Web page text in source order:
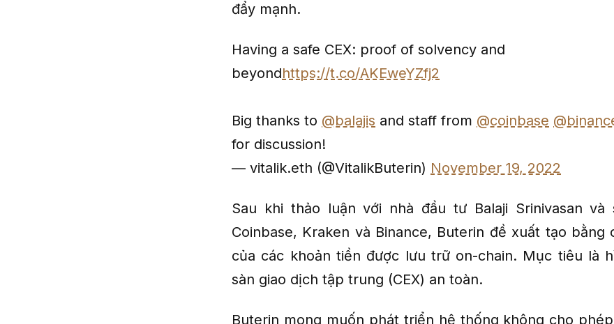
đẩy mạnh.
Having a safe CEX: proof of solvency and
beyondhttps://t.co/AKEweYZfj2
Big thanks to @balajis and staff from @coinbase
for discussion!
— vitalik.eth (@VitalikButerin) November 19, 2022
Sau khi thảo luận với nhà đầu tư Balaji Srinivasan và
Coinbase, Kraken và Binance, Buterin đề xuất tạo bằng
của các khoản tiền được lưu trữ on-chain. Mục tiêu là
sàn giao dịch tập trung (CEX) an toàn.
Buterin mong muốn phát triển hệ thống không cho